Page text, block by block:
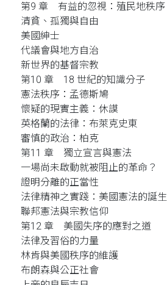
第9 章 有益的忽視：殖民地秩序
清貧、孤獨與自由
美國紳士
代議會與地方自治
新世界的基督宗教
第10 章 18 世紀的知識分子
憲法秩序：孟德斯鳩
懷疑的現實主義：休謨
英格蘭的法律：布萊克史東
審慎的政治：柏克
第11 章 獨立宣言與憲法
一場尚未啟動就被阻止的革命？
證明分離的正當性
法律精神之實踐：美國憲法的誕生
聯邦憲法與宗教信仰
第12 章 美國失序的應對之道
法律及習俗的力量
林肯與美國秩序的維護
布朗森與公正社會